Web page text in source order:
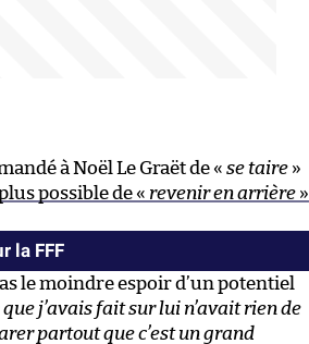
à Noël Le Graët de « se taire »
possible de « revenir en arrière »
la FFF
le moindre espoir d’un potentiel
j’avais fait sur lui n’avait rien de
partout que c’est un grand